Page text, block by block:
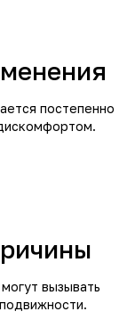
постепенно
вызывать